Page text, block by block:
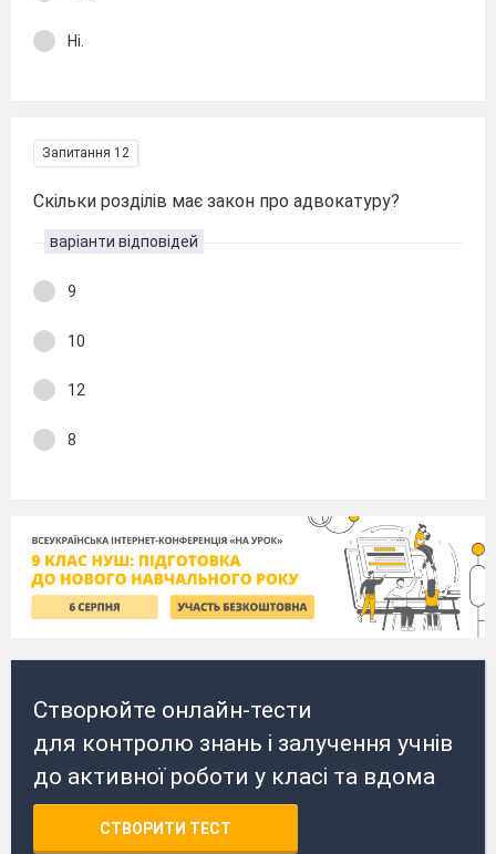
Ні.
Запитання 12
Скільки розділів має закон про адвокатуру?
варіанти відповідей
9
10
12
8
Створюйте онлайн-тести
для контролю знань і залучення учнів
до активної роботи у класі та вдома
СТВОРИТИ ТЕСТ